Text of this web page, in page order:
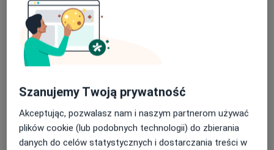
Lekarz rodzinny, Lekarz wykonujący zabiegi medycyny
468 opinii
KONSULTACJE INTERNISTYCZNE ul. Dzieci Warszawy 40A lok. 30, Warszawa • Mapa
Szanujemy Twoją prywatność
Akceptując, pozwalasz nam i naszym partnerom używać
plików cookie (lub podobnych technologii) do zbierania
danych do celów statystycznych i dostarczania treści w